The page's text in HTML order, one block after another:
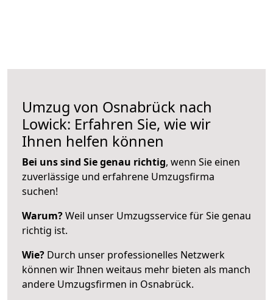
Umzug von Osnabrück nach
Lowick: Erfahren Sie, wie wir
Ihnen helfen können
Bei uns sind Sie genau richtig, wenn Sie einen
zuverlässige und erfahrene Umzugsfirma
suchen!
Warum?Weil unser Umzugsservice für Sie genau
richtig ist.
Wie? Durch unser professionelles Netzwerk
können wir Ihnen weitaus mehr bieten als manch
andere Umzugsfirmen in Osnabrück.